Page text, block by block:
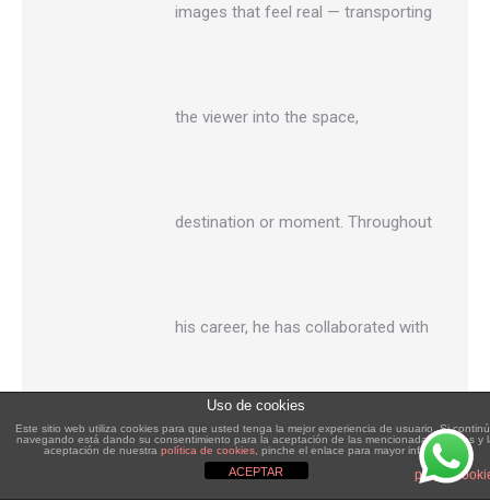
images that feel real — transporting
the viewer into the space,
destination or moment. Throughout
his career, he has collaborated with
brands and tourism companies
Uso de cookies
Este sitio web utiliza cookies para que usted tenga la mejor experiencia de usuario. Si
navegando está dando su consentimiento para la aceptación de las mencionadas cookies y
aceptación de nuestra política de cookies, pinche el enlace para mayor información.
plugin
ACEPTAR